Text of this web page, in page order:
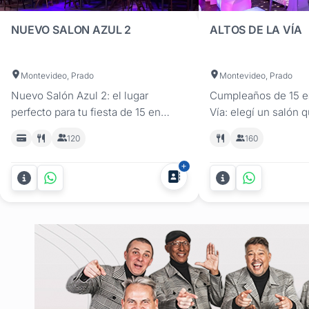
NUEVO SALON AZUL 2
Montevideo, Prado
Nuevo Salón Azul 2: el lugar
perfecto para tu fiesta de 15 en
cumpleaños de 15, en Nuevo Salón
Azul 2 encontrarás el salón ideal
para celebrar con estilo. Ubicado en
el Prado, nuestro espacio
elegancia y opciones
personalizadas...
120
ALTOS DE LA VÍA
Montevideo, Prado
Cumpleaños de 15
Vía: elegí un salón
a pasos del Prado,
celebrar
estilo. Su propuesta
servicios...
160
Escribí tu mensaje una sola vez
Seleccioná y marcá los salones de fiestas para quince años